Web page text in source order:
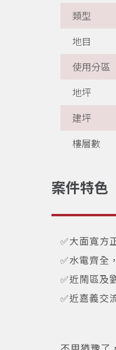
類型
地目
使用分區
地坪
建坪
樓層數
案件特色
✅大面寬方
✅水電齊全
✅近鬧區及
✅近嘉義交